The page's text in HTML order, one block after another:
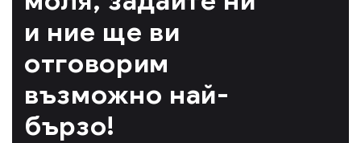
и ние ще ви
отговорим
възможно най-
бързо!